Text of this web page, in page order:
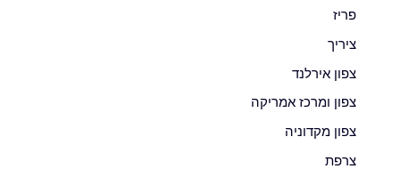
פריז
ציריך
צפון אירלנד
צפון ומרכז אמריקה
צפון מקדוניה
צרפת